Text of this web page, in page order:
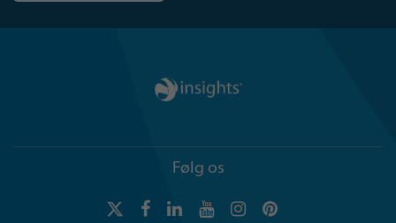
Følg os